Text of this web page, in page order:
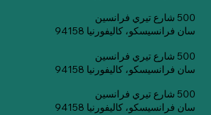
500 شارع تيري فرانسين
سان فرانسيسكو، كاليفورنيا 94158
500 شارع تيري فرانسين
سان فرانسيسكو، كاليفورنيا 94158
500 شارع تيري فرانسين
سان فرانسيسكو، كاليفورنيا 94158